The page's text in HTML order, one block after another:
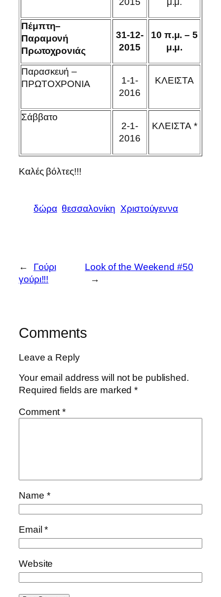
Πέμπτη–
Παραμονή
Πρωτοχρονιάς
31-12-
2015
10 π.μ. – 5
μ.μ.
Παρασκευή –
ΠΡΩΤΟΧΡΟΝΙΑ
1-1-
2016
ΚΛΕΙΣΤΑ
Σάββατο
2-1-
2016
ΚΛΕΙΣΤΑ *
Καλές βόλτες!!!
δώρα θεσσαλονίκη Χριστούγεννα
←
Γούρι
γούρι!!!
Look of the Weekend #50
→
Comments
Leave a Reply
Your email address will not be published.
Required fields are marked*
Comment*
Name *
Email*
Website